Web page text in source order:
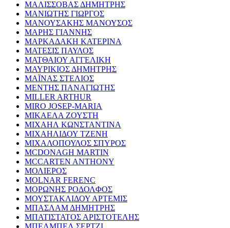
ΜΑΛΙΣΣΟΒΑΣ ΔΗΜΗΤΡΗΣ
ΜΑΝΙΩΤΗΣ ΓΙΩΡΓΟΣ
ΜΑΝΟΥΣΑΚΗΣ ΜΑΝΟΥΣΟΣ
ΜΑΡΗΣ ΓΙΑΝΝΗΣ
ΜΑΡΚΑΔΑΚΗ ΚΑΤΕΡΙΝΑ
ΜΑΤΕΣΙΣ ΠΑΥΛΟΣ
ΜΑΤΘΑΙΟΥ ΑΓΓΕΛΙΚΗ
ΜΑΥΡΙΚΙΟΣ ΔΗΜΗΤΡΗΣ
ΜΑΪΝΑΣ ΣΤΕΛΙΟΣ
ΜΕΝΤΗΣ ΠΑΝΑΓΙΩΤΗΣ
MILLER ARTHUR
MIRO JOSEP-MARIA
ΜΙΚΑΕΛΑ ΖΟΥΣΤΗ
ΜΙΧΑΗΛ ΚΩΝΣΤΑΝΤΙΝΑ
ΜΙΧΑΗΛΙΔΟΥ ΤΖΕΝΗ
ΜΙΧΑΛΟΠΟΥΛΟΣ ΣΠΥΡΟΣ
MCDONAGH MARTIN
MCCARTEN ANTHONY
ΜΟΛΙΕΡΟΣ
MOLNAR FERENC
ΜΟΡΩΝΗΣ ΡΟΔΟΛΦΟΣ
ΜΟΥΣΤΑΚΛΙΔΟΥ ΑΡΤΕΜΙΣ
ΜΠΑΣΛΑΜ ΔΗΜΗΤΡΗΣ
ΜΠΑΤΙΣΤΑΤΟΣ ΑΡΙΣΤΟΤΕΛΗΣ
ΜΠΕΛΜΠΕΛ ΣΕΡΤΖΙ